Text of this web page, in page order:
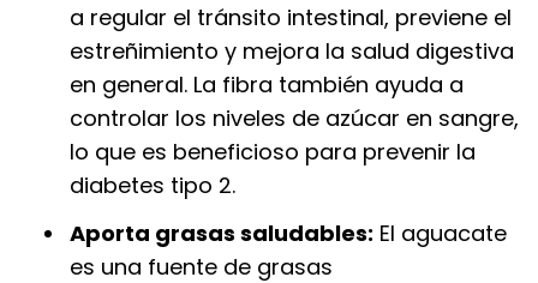
a regular el tránsito intestinal, previene el
estreñimiento y mejora la salud digestiva
en general. La fibra también ayuda a
controlar los niveles de azúcar en sangre,
lo que es beneficioso para prevenir la
diabetes tipo 2.
Aporta grasas saludables: El aguacate
es una fuente de grasas